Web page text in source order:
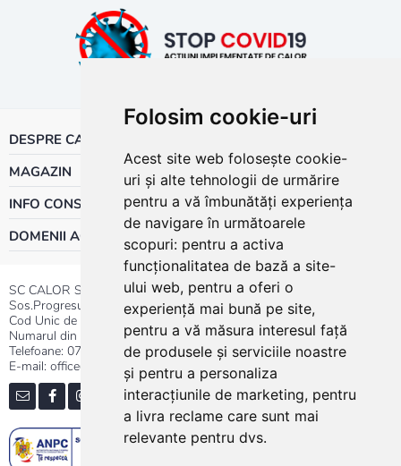
Folosim cookie-uri
Acest site web folosește cookie-
uri și alte tehnologii de urmărire
pentru a vă îmbunătăți experiența
de navigare în următoarele
scopuri: pentru a activa
funcționalitatea de bază a site-
ului web, pentru a oferi o
experiență mai bună pe site,
pentru a vă măsura interesul față
de produsele și serviciile noastre
și pentru a personaliza
interacțiunile de marketing, pentru
a livra reclame care sunt mai
relevante pentru dvs.
DESPRE CALOR
MAGAZIN
INFO CONSUMATOR
DOMENII ACTIVITATE
SC CALOR SRL
Sos.Progresului nr.30-40, Sector 5, Bucuresti
Cod Unic de Inregistrare: RO 3004724
Numarul din Registrul Comertului:J40/13176/1991
Telefoane: 0737.23.44.44|021.411.44.44
E-mail: office@calor.ro